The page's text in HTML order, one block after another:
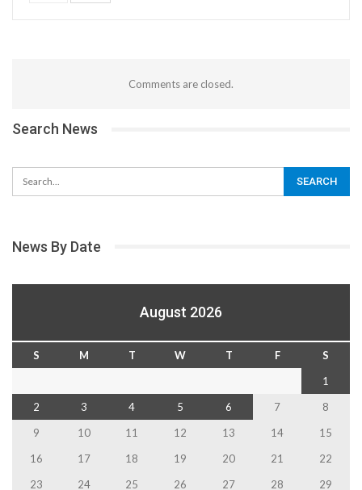
Comments are closed.
Search News
News By Date
August 2026
S M T W T F
S
1
2
3 4 5 6 7
8
9
10 11 12 13 14
15
16
17 18 19 20 21
22
23
24 25 26 27 28
29